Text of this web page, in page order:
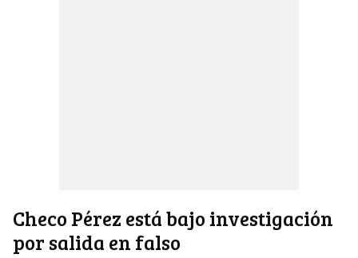
Checo Pérez está bajo investigación
por salida en falso